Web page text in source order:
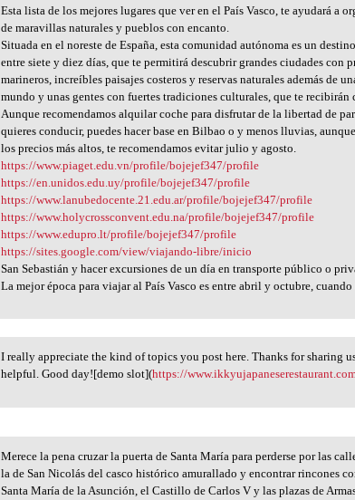
Esta lista de los mejores
Esta lista de los mejores lugares que ver en el País Vasco, te ayudará a
de maravillas naturales y pueblos con encanto.
Situada en el noreste de España, esta comunidad autónoma es un
entre siete y diez días, que te permitirá descubrir grandes ciudades con
marineros, increíbles paisajes costeros y reservas naturales además de
mundo y unas gentes con fuertes tradiciones culturales, que te recibirán
Aunque recomendamos alquilar coche para disfrutar de la libertad de
quieres conducir, puedes hacer base en Bilbao o y menos lluvias,
los precios más altos, te recomendamos evitar julio y agosto.
https://www.piaget.edu.vn/profile/bojejef347/profile
https://en.unidos.edu.uy/profile/bojejef347/profile
https://www.lanubedocente.21.edu.ar/profile/bojejef347/profile
https://www.holycrossconvent.edu.na/profile/bojejef347/profile
https://www.edupro.lt/profile/bojejef347/profile
https://sites.google.com/view/viajando-libre/inicio
San Sebastián y hacer excursiones de un día en transporte público o
La mejor época para viajar al País Vasco es entre abril y octubre,
I really appreciate the kind
I really appreciate the kind of topics you post here. Thanks for sharing
helpful. Good day![demo slot](https://
Merece la pena cruzar la
Merece la pena cruzar la puerta de Santa María para perderse por las
la de San Nicolás del casco histórico amurallado y encontrar rincones
Santa María de la Asunción, el Castillo de Carlos V y las plazas de